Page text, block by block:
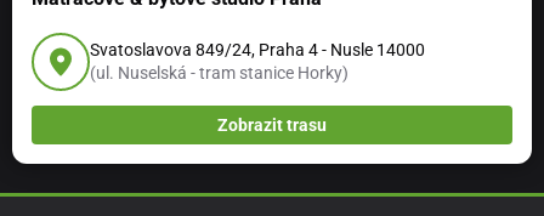
Svatoslavova 849/24, Praha 4 - Nusle 14000
(ul. Nuselská - tram stanice Horky)
Zobrazit trasu